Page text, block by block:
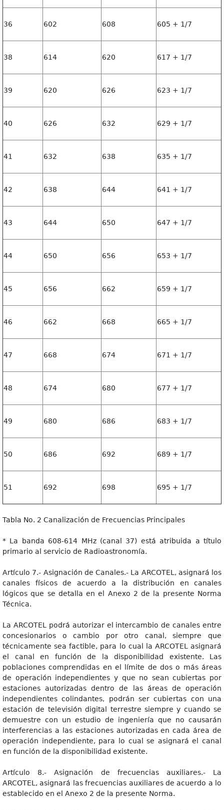
36 602 608 605 + 1/7
38 614 620 617 + 1/7
39 620 626 623 + 1/7
40 626 632 629 + 1/7
41 632 638 635 + 1/7
42 638 644 641 + 1/7
43 644 650 647 + 1/7
44 650 656 653 + 1/7
45 656 662 659 + 1/7
46 662 668 665 + 1/7
47 668 674 671 + 1/7
48 674 680 677 + 1/7
49 680 686 683 + 1/7
50 686 692 689 + 1/7
51 692 698 695 + 1/7
Tabla No. 2 Canalización de Frecuencias Principales
* La banda 608-614 MHz (canal 37) está atribuida a título
primario al servicio de Radioastronomía.
Artículo 7.- Asignación de Canales.- La ARCOTEL, asignará los
canales físicos de acuerdo a la distribución en canales
lógicos que se detalla en el Anexo 2 de la presente Norma
Técnica.
La ARCOTEL podrá autorizar el intercambio de canales entre
concesionarios o cambio por otro canal, siempre que
técnicamente sea factible, para lo cual la ARCOTEL asignará
el canal en función de la disponibilidad existente. Las
poblaciones comprendidas en el límite de dos o más áreas
de operación independientes y que no sean cubiertas por
estaciones autorizadas dentro de las áreas de operación
independientes colindantes, podrán ser cubiertas con una
estación de televisión digital terrestre siempre y cuando se
demuestre con un estudio de ingeniería que no causarán
interferencias a las estaciones autorizadas en cada área de
operación independiente, para lo cual se asignará el canal
en función de la disponibilidad existente.
Artículo 8.- Asignación de frecuencias auxiliares.- La
ARCOTEL, asignará las frecuencias auxiliares de acuerdo a lo
establecido en el Anexo 2 de la presente Norma.